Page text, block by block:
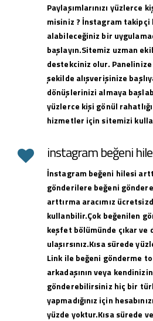
Paylaşımlarınızı yüzlerce
misiniz ? İnstagram takipçi
alabileceğiniz bir
başlayın.Sitemiz uzman
destekciniz olur.
şekilde alışverişinize
dönüşlerinizi almaya
yüzlerce kişi gönül
hizmetler için sitemizi
instagram beğeni
İnstagram beğeni hilesi
gönderilere beğeni
arttırma aracımız
kullanbilir.Çok beğenilen
keşfet bölümünde çıkar ve
ulaşırsınız.Kısa sürede
Link ile beğeni gönderme
arkadaşının veya
gönderebilirsiniz hiç bir
yapmadığınız için
yüzde yoktur.Kısa sürede